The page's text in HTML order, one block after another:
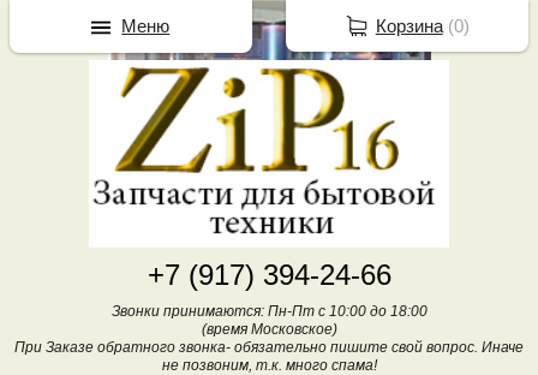
+7 (917) 394-24-66
Звонки принимаются: Пн-Пт с 10:00 до 18:00
(время Московское)
При Заказе обратного звонка- обязательно пишите свой вопрос. Иначе
не позвоним, т.к. много спама!
Корзина(0)
Меню